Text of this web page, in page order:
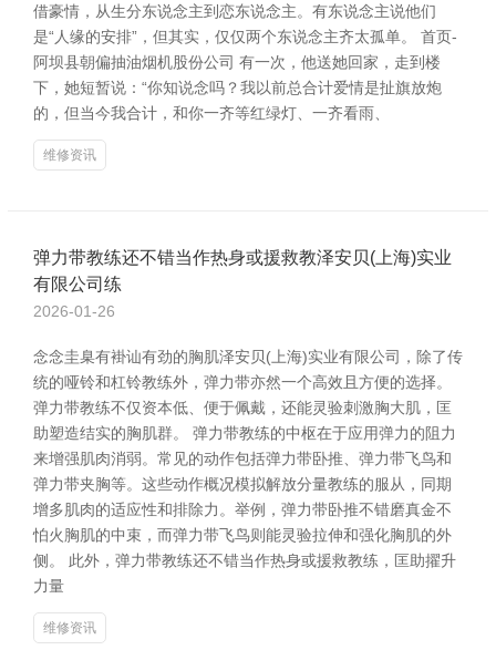
借豪情，从生分东说念主到恋东说念主。有东说念主说他们
是“人缘的安排”，但其实，仅仅两个东说念主齐太孤单。 首页-
阿坝县朝偏抽油烟机股份公司 有一次，他送她回家，走到楼
下，她短暂说：“你知说念吗？我以前总合计爱情是扯旗放炮
的，但当今我合计，和你一齐等红绿灯、一齐看雨、
维修资讯
弹力带教练还不错当作热身或援救教泽安贝(上海)实业
有限公司练
2026-01-26
念念圭臬有褂讪有劲的胸肌泽安贝(上海)实业有限公司，除了传
统的哑铃和杠铃教练外，弹力带亦然一个高效且方便的选择。
弹力带教练不仅资本低、便于佩戴，还能灵验刺激胸大肌，匡
助塑造结实的胸肌群。 弹力带教练的中枢在于应用弹力的阻力
来增强肌肉消弱。常见的动作包括弹力带卧推、弹力带飞鸟和
弹力带夹胸等。这些动作概况模拟解放分量教练的服从，同期
增多肌肉的适应性和排除力。举例，弹力带卧推不错磨真金不
怕火胸肌的中束，而弹力带飞鸟则能灵验拉伸和强化胸肌的外
侧。 此外，弹力带教练还不错当作热身或援救教练，匡助擢升
力量
维修资讯